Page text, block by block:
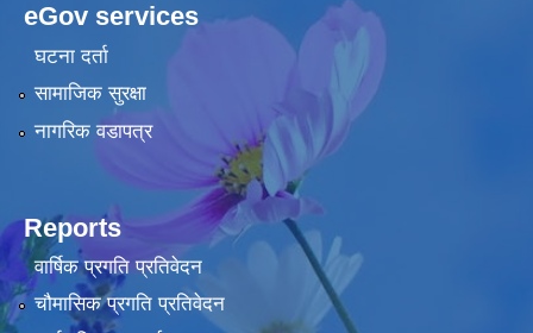
eGov services
घटना दर्ता
सामाजिक सुरक्षा
नागरिक वडापत्र
Reports
वार्षिक प्रगति प्रतिवेदन
चौमासिक प्रगति प्रतिवेदन